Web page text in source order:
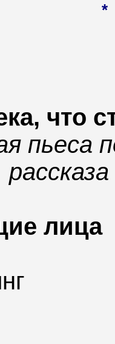
*
что
пьеса
лица